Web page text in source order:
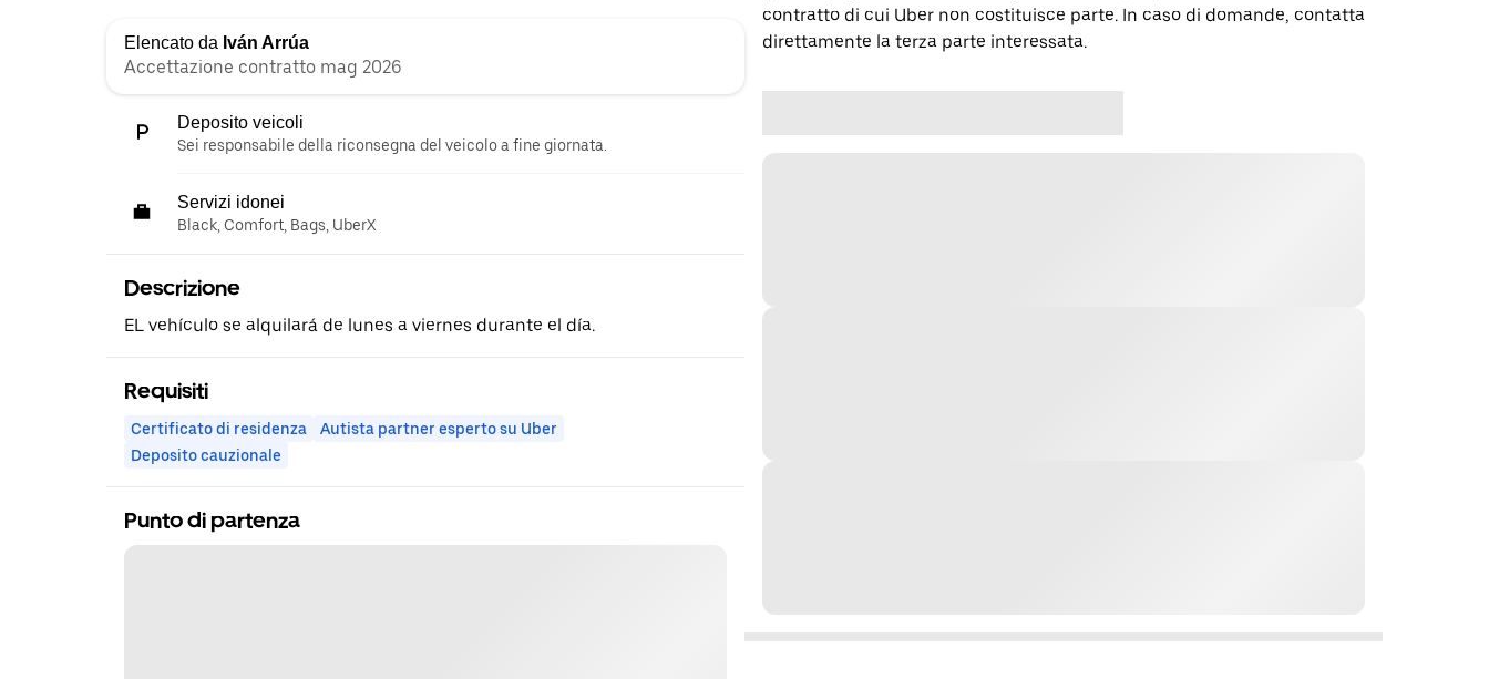
Elencato da Iván Arrúa
Accettazione contratto mag 2026
Deposito veicoli
Sei responsabile della riconsegna del veicolo a fine giornata.
Servizi idonei
Black, Comfort, Bags, UberX
Descrizione
EL vehículo se alquilará de lunes a viernes durante el día.
Requisiti
Certificato di residenza
Autista partner esperto su Uber
Deposito cauzionale
Punto di partenza
contratto di cui Uber non costituisce parte. In caso di domande, contatta
direttamente la terza parte interessata.